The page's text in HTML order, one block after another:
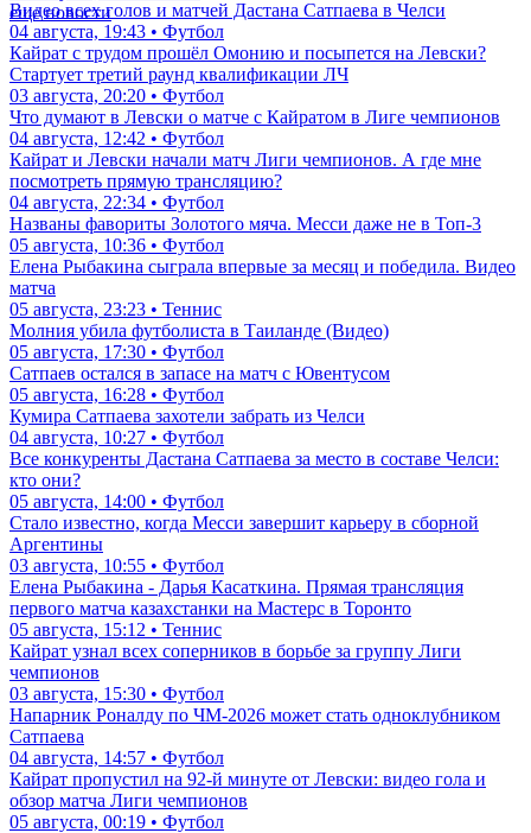
еще новости
Видео всех голов и матчей Дастана Сатпаева в Челси
04 августа, 19:43 • Футбол
Кайрат с трудом прошёл Омонию и посыпется на Левски?
Стартует третий раунд квалификации ЛЧ
03 августа, 20:20 • Футбол
Что думают в Левски о матче с Кайратом в Лиге чемпионов
04 августа, 12:42 • Футбол
Кайрат и Левски начали матч Лиги чемпионов. А где мне
посмотреть прямую трансляцию?
04 августа, 22:34 • Футбол
Названы фавориты Золотого мяча. Месси даже не в Топ-3
05 августа, 10:36 • Футбол
Елена Рыбакина сыграла впервые за месяц и победила. Видео
матча
05 августа, 23:23 • Теннис
Молния убила футболиста в Таиланде (Видео)
05 августа, 17:30 • Футбол
Сатпаев остался в запасе на матч с Ювентусом
05 августа, 16:28 • Футбол
Кумира Сатпаева захотели забрать из Челси
04 августа, 10:27 • Футбол
Все конкуренты Дастана Сатпаева за место в составе Челси:
кто они?
05 августа, 14:00 • Футбол
Стало известно, когда Месси завершит карьеру в сборной
Аргентины
03 августа, 10:55 • Футбол
Елена Рыбакина - Дарья Касаткина. Прямая трансляция
первого матча казахстанки на Мастерс в Торонто
05 августа, 15:12 • Теннис
Кайрат узнал всех соперников в борьбе за группу Лиги
чемпионов
03 августа, 15:30 • Футбол
Напарник Роналду по ЧМ-2026 может стать одноклубником
Сатпаева
04 августа, 14:57 • Футбол
Кайрат пропустил на 92-й минуте от Левски: видео гола и
обзор матча Лиги чемпионов
05 августа, 00:19 • Футбол